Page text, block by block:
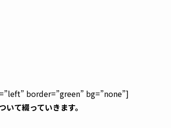
border=”green” bg=”none”]
て綴っていきます。